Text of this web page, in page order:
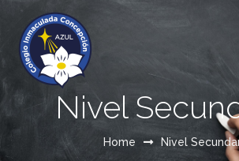
Nivel
Home Nivel